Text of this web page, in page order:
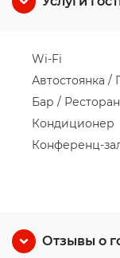
Wi-Fi
Автостоянка /
Бар / Ресторан
Кондиционер
Конференц-
Отзывы о